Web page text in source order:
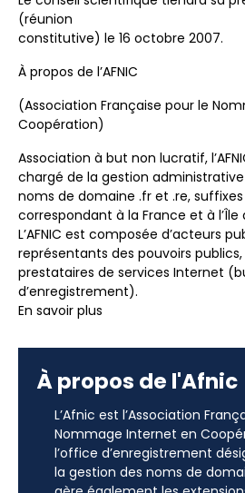
(réunion
constitutive) le 16 octobre 2007.
À propos de l’AFNIC
(Association Française pour le
Coopération)
Association à but non lucratif,
chargé de la gestion
noms de domaine .fr et .re,
correspondant à la France et à l’Île
L’AFNIC est composée d’acteurs
représentants des pouvoirs
prestataires de services Internet
d’enregistrement).
En savoir plus
À propos de l'Afnic
L’Afnic est l’Association
Nommage Internet en
l’office d’enregistrement
la gestion des noms de